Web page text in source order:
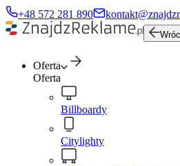
+48 572 281 890
Wróc
Oferta
Oferta
Billboardy
Citylighty